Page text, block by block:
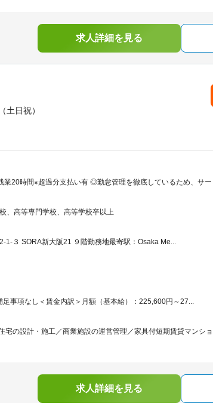
求人詳細を見る
土日祝）
20時間※超過分支払い有 ◎勤怠管理を徹底しているため、サー
、高等専門学校、高等学校卒以上
1-３ SORA新大阪21 ９階勤務地最寄駅：Osaka Me...
事項なし＜賃金内訳＞月額（基本給）：225,600円～27...
の設計・施工／商業施設の運営管理／家具付短期賃貸マンシ
求人詳細を見る